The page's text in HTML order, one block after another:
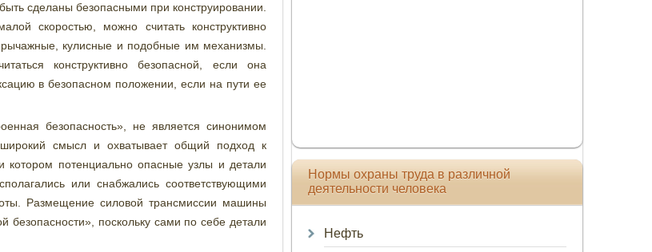
сделаны безопасными при конструировании.
скоростью, можно считать конструктивно
кулисные и подобные им механизмы.
конструктивно безопасной, если она
в безопасном положении, если на пути ее
безопасность», не является синонимом
широкий смысл и охватывает общий подход к
котором потенциально опасные узлы и детали
или снабжались соответствующими
Размещение силовой трансмиссии машины
безопасности», поскольку сами по себе детали
Нормы охраны труда в различной
деятельности человека
Нефть